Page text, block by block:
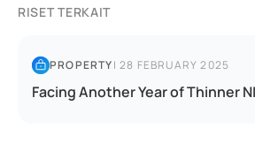
RISET TERKAIT
PROPERTY|28 FEBRUARY 2025
Facing Another Year of Thinner